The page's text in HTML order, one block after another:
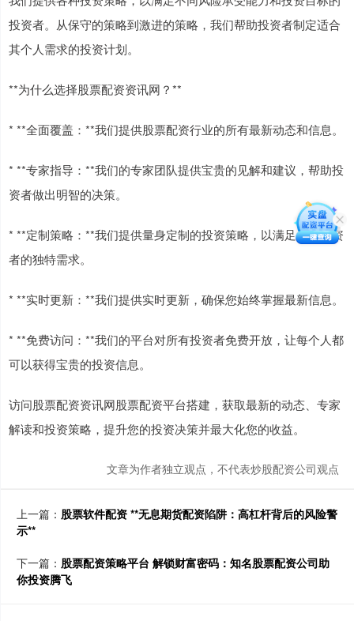
投资者。从保守的策略到激进的策略，我们帮助投资者制定适合
其个人需求的投资计划。
**为什么选择股票配资资讯网？**
* **全面覆盖：**我们提供股票配资行业的所有最新动态和信息。
* **专家指导：**我们的专家团队提供宝贵的见解和建议，帮助投
资者做出明智的决策。
* **定制策略：**我们提供量身定制的投资策略，以满足每个投资
者的独特需求。
* **实时更新：**我们提供实时更新，确保您始终掌握最新信息。
* **免费访问：**我们的平台对所有投资者免费开放，让每个人都
可以获得宝贵的投资信息。
访问股票配资资讯网股票配资平台搭建，获取最新的动态、专家
解读和投资策略，提升您的投资决策并最大化您的收益。
文章为作者独立观点，不代表炒股配资公司观点
上一篇： 股票软件配资 **无息期货配资陷阱：高杠杆背后的风险警
示**
下一篇： 股票配资策略平台 解锁财富密码：知名股票配资公司助
你投资腾飞